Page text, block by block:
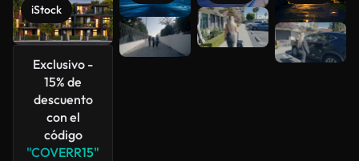
iStock
Exclusivo -
15% de
descuento
con el
código
"COVERR15"
Ver más